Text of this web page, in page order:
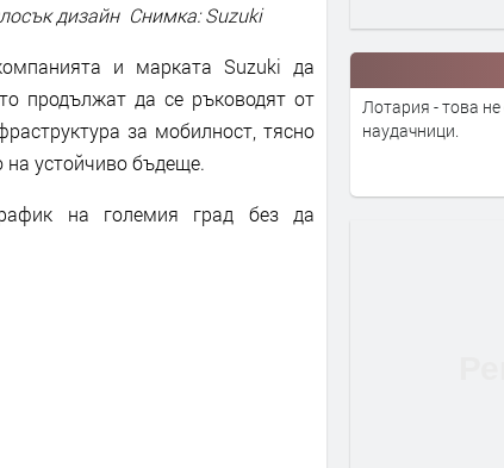
дизайн Снимка: Suzuki
и марката Suzuki да
продължат да се ръководят от
за мобилност, тясно
устойчиво бъдеще.
на големия град без да
Лотария - това
наудачници.